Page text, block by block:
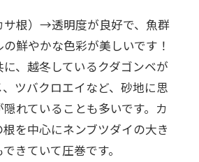
サ根）→透明度が良好で、魚群
鮮やかな色彩が美しいです！
、越冬しているクダゴンベが
ツバクロエイなど、砂地に思
れていることも多いです。カ
を中心にネンブツダイの大き
きていて圧巻です。